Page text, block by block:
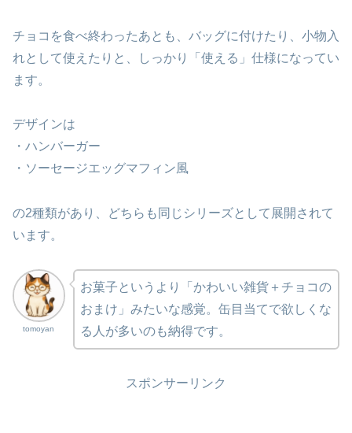
チョコを食べ終わったあとも、バッグに付けたり、小物入
れとして使えたりと、しっかり「使える」仕様になってい
ます。
デザインは
・ハンバーガー
・ソーセージエッグマフィン風
の2種類があり、どちらも同じシリーズとして展開されて
います。
tomoyan
お菓子というより「かわいい雑貨＋チョコの
おまけ」みたいな感覚。缶目当てで欲しくな
る人が多いのも納得です。
スポンサーリンク